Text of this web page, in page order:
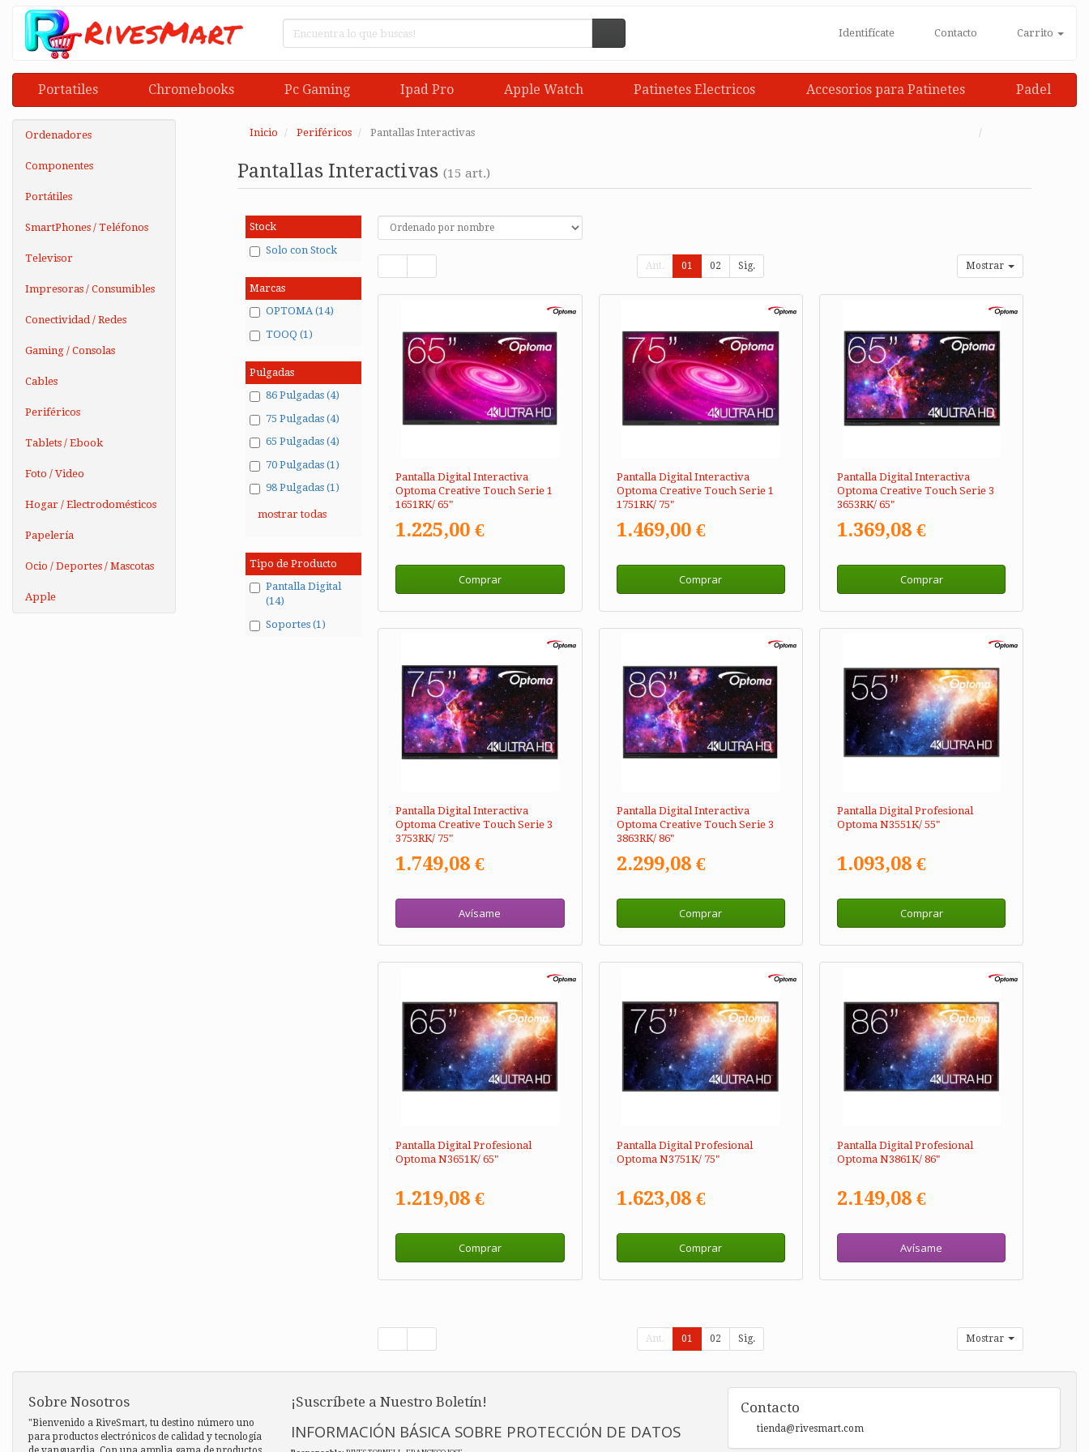
Identifícate Contacto Carrito
Portatiles Chromebooks Pc Gaming Ipad Pro Apple Watch Patinetes Electricos Accesorios para Patinetes Padel
Ordenadores
Componentes
Portátiles
SmartPhones / Teléfonos
Televisor
Impresoras / Consumibles
Conectividad / Redes
Gaming / Consolas
Cables
Periféricos
Tablets / Ebook
Foto / Video
Hogar / Electrodomésticos
Papelería
Ocio / Deportes / Mascotas
Apple
Inicio Periféricos Pantallas Interactivas
Pantallas Interactivas (15 art.)
Stock
Solo con Stock
Marcas
OPTOMA (14)
TOOQ (1)
Pulgadas
86 Pulgadas (4)
75 Pulgadas (4)
65 Pulgadas (4)
70 Pulgadas (1)
98 Pulgadas (1)
mostrar todas
Tipo de Producto
Pantalla Digital
(14)
Soportes (1)
Ant. 01 02 Sig. Mostrar
Pantalla Digital Interactiva
Optoma Creative Touch Serie 1
1651RK/ 65"
1.225,00 €
Comprar
Pantalla Digital Interactiva
Optoma Creative Touch Serie 1
1751RK/ 75"
1.469,00 €
Comprar
Pantalla Digital Interactiva
Optoma Creative Touch Serie 3
3653RK/ 65"
1.369,08 €
Comprar
Pantalla Digital Interactiva
Optoma Creative Touch Serie 3
3753RK/ 75"
1.749,08 €
Avísame
Pantalla Digital Interactiva
Optoma Creative Touch Serie 3
3863RK/ 86"
2.299,08 €
Comprar
Pantalla Digital Profesional
Optoma N3551K/ 55"
1.093,08 €
Comprar
Pantalla Digital Profesional
Optoma N3651K/ 65"
1.219,08 €
Comprar
Pantalla Digital Profesional
Optoma N3751K/ 75"
1.623,08 €
Comprar
Pantalla Digital Profesional
Optoma N3861K/ 86"
2.149,08 €
Avísame
Ant. 01 02 Sig. Mostrar
Sobre Nosotros
"Bienvenido a RiveSmart, tu destino número uno
para productos electrónicos de calidad y tecnología
¡Suscríbete a Nuestro Boletín!
INFORMACIÓN BÁSICA SOBRE PROTECCIÓN DE DATOS
Contacto
tienda@rivesmart.com